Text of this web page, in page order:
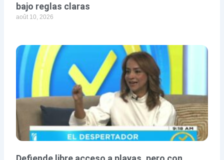
bajo reglas claras
août 10, 2026